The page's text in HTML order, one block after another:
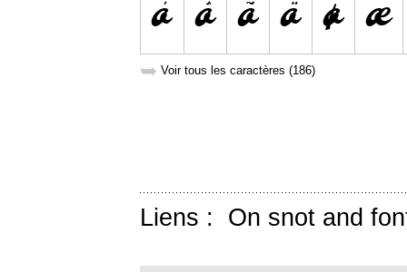
➥ Voir tous les caractères (186)
Liens : On snot and